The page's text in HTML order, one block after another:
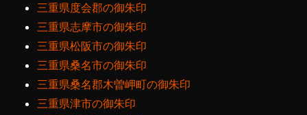
三重県度会郡の御朱印
三重県志摩市の御朱印
三重県松阪市の御朱印
三重県桑名市の御朱印
三重県桑名郡木曽岬町の御朱印
三重県津市の御朱印